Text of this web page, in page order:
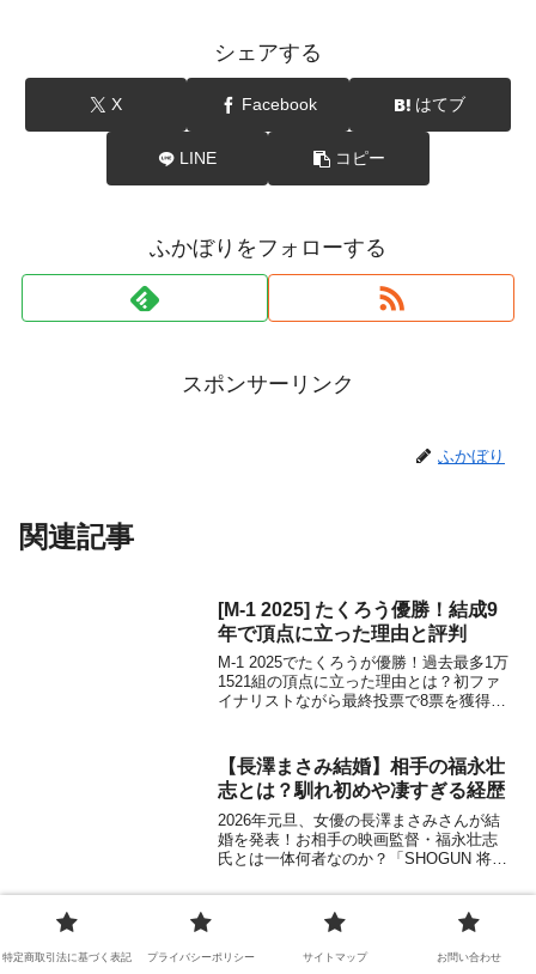
シェアする
X Facebook はてブ
LINE コピー
ふかぼりをフォローする
スポンサーリンク
ふかぼり
関連記事
[M-1 2025] たくろう優勝！結成9
年で頂点に立った理由と評判
M-1 2025でたくろうが優勝！過去最多1万
1521組の頂点に立った理由とは？初ファ
イナリストながら最終投票で8票を獲得し
たエバース、ドンデコルテとの差を徹底
解説。新王者の素顔に迫ります。
【長澤まさみ結婚】相手の福永壮
志とは？馴れ初めや凄すぎる経歴
2026年元旦、女優の長澤まさみさんが結
婚を発表！お相手の映画監督・福永壮志
氏とは一体何者なのか？「SHOGUN 将
フィール、気になる二人の馴れ初め、出
会いのきっかけを徹底解説。世界が認め
る鬼才と国民的女優の電撃婚の舞台裏に
迫ります。
『ばけばけ』ハーン役ヘブンの左
目が白いのはなぜ？失明の原因
特定商取引法に基づく表記 プライバシーポリシー サイトマップ お問い合わせ